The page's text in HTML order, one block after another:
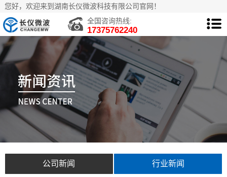
您好，欢迎来到湖南长仪微波科技有限公司官网！
全国咨询热线:
17375762240
公司新闻 行业新闻